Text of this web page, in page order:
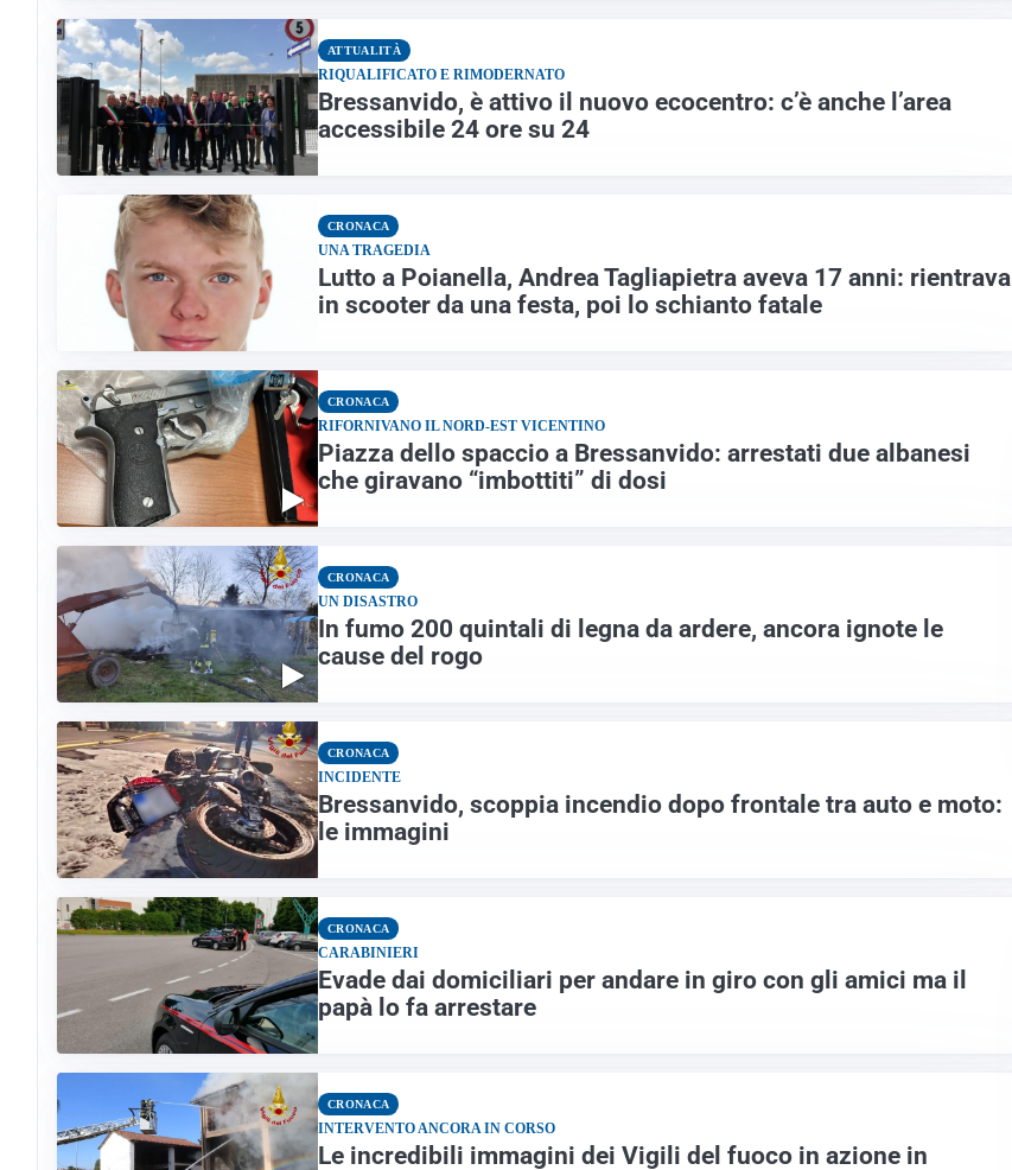
ATTUALITÀ
RIQUALIFICATO E RIMODERNATO
Bressanvido, è attivo il nuovo ecocentro: c’è anche l’area
accessibile 24 ore su 24
CRONACA
UNA TRAGEDIA
Lutto a Poianella, Andrea Tagliapietra aveva 17 anni: rientrava
in scooter da una festa, poi lo schianto fatale
CRONACA
RIFORNIVANO IL NORD-EST VICENTINO
Piazza dello spaccio a Bressanvido: arrestati due albanesi
che giravano “imbottiti” di dosi
CRONACA
UN DISASTRO
In fumo 200 quintali di legna da ardere, ancora ignote le
cause del rogo
CRONACA
INCIDENTE
Bressanvido, scoppia incendio dopo frontale tra auto e moto:
le immagini
CRONACA
CARABINIERI
Evade dai domiciliari per andare in giro con gli amici ma il
papà lo fa arrestare
CRONACA
INTERVENTO ANCORA IN CORSO
Le incredibili immagini dei Vigili del fuoco in azione in